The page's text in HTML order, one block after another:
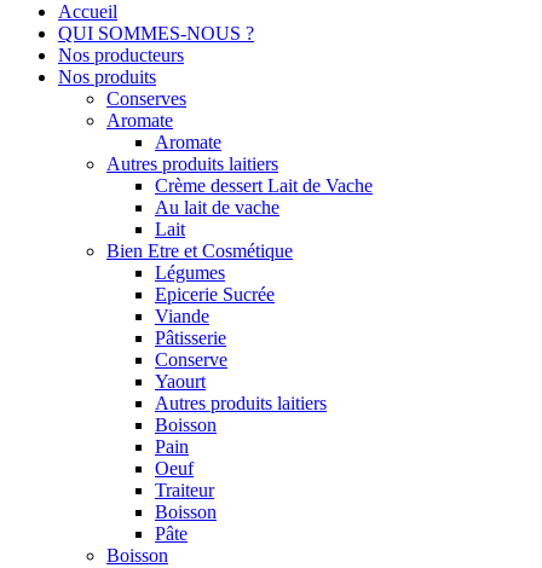
Accueil
QUI SOMMES-NOUS ?
Nos producteurs
Nos produits
Conserves
Aromate
Aromate
Autres produits laitiers
Crème dessert Lait de Vache
Au lait de vache
Lait
Bien Etre et Cosmétique
Légumes
Epicerie Sucrée
Viande
Pâtisserie
Conserve
Yaourt
Autres produits laitiers
Boisson
Pain
Oeuf
Traiteur
Boisson
Pâte
Boisson